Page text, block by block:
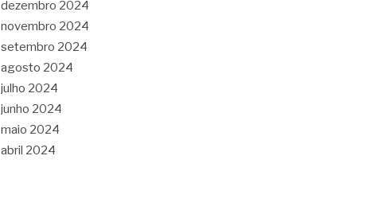
dezembro 2024
novembro 2024
setembro 2024
agosto 2024
julho 2024
junho 2024
maio 2024
abril 2024